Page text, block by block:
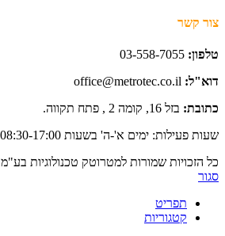
צור קשר
טלפון: 03-558-7055
דוא"ל:
כתובת: בזל 16, קומה 2 , פתח תקווה.
שעות פעילות: ימים א'-ה' בשעות 08:30-17:00
כל הזכויות שמורות למטרוטק טכנולוגיות בע"מ 2025 ©
סגור
תפריט
קטגוריות